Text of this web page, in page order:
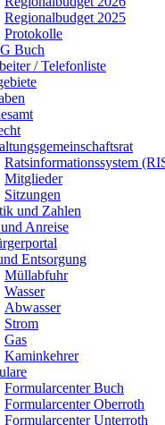
Regionalbudget 2025
Protokolle
Buch
/ Telefonliste
Ratsinformationssystem
Mitglieder
Sitzungen
und Zahlen
Anreise
Entsorgung
Müllabfuhr
Wasser
Abwasser
Strom
Gas
Kaminkehrer
Formularcenter Buch
Formularcenter Oberroth
Formularcenter Unterroth